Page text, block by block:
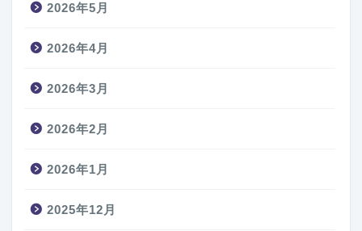
2026年5月
2026年4月
2026年3月
2026年2月
2026年1月
2025年12月